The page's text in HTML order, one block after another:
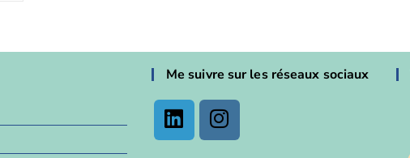
Me suivre sur les réseaux sociaux